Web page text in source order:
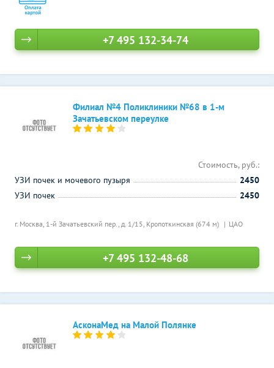
+7 495 132-34-74
Филиал №4 Поликлиники №68 в 1-м
Зачатьевском переулке
г. Москва, 1-й Зачатьевский пер., д. 1/15, Кропоткинская (674 м) ЦАО
Стоимость, руб.:
УЗИ почек и мочевого пузыря
2450
УЗИ почек
2450
+7 495 132-48-68
АсконаМед на Малой Полянке